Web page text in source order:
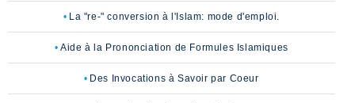
La "re-" conversion à l'Islam: mode d'emploi.
Aide à la Prononciation de Formules Islamiques
Des Invocations à Savoir par Coeur